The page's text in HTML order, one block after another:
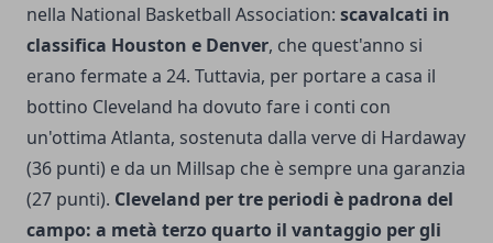
nella National Basketball Association: scavalcati in
classifica Houston e Denver, che quest'anno si
erano fermate a 24. Tuttavia, per portare a casa il
bottino Cleveland ha dovuto fare i conti con
un'ottima Atlanta, sostenuta dalla verve di Hardaway
(36 punti) e da un Millsap che è sempre una garanzia
(27 punti). Cleveland per tre periodi è padrona del
campo: a metà terzo quarto il vantaggio per gli